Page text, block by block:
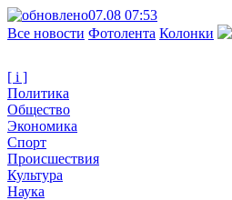
07.08 07:53
Все новости Фотолента Колонки
[ i ]
Политика
Общество
Экономика
Спорт
Происшествия
Культура
Наука